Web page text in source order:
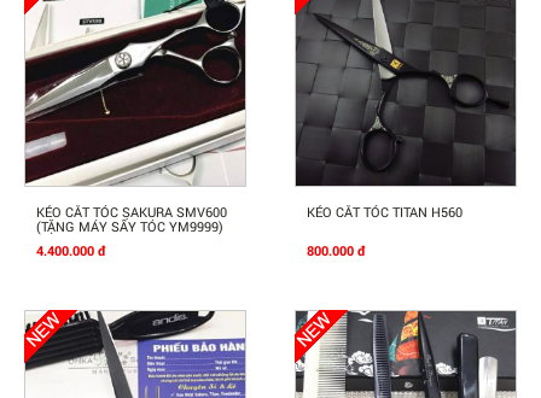
Mua Ngay
KÉO CẮT TÓC SAKURA SMV600
(TẶNG MÁY SẤY TÓC YM9999)
4.400.000 đ
Mua Ngay
KÉO CẮT TÓC TITAN H560
800.000 đ